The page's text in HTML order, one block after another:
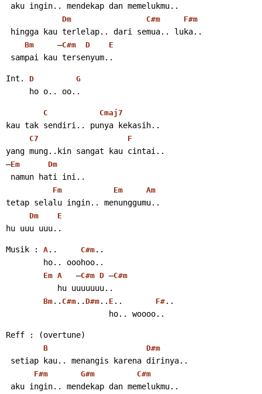
aku ingin.. mendekap dan memelukmu..
Dm C#m F#m
hingga kau terlelap.. dari semua.. luka..
Bm
     –
C#m D E
sampai kau tersenyum..
Int. D G
     ho o.. oo..
C Cmaj7
kau tak sendiri.. punya kekasih..
C7 F
yang mung..kin sangat kau cintai..
–Em Dm
namun hati ini..
Fm Em Am
tetap selalu ingin.. menunggumu..
Dm E
hu uuu uuu..
Musik : A .. C#m ..
        ho.. ooohoo..
Em A
   –
C#m D –C#m
           hu uuuuuuu..
Bm .. C#m .. D#m .. E .. F# ..
                      ho.. woooo..
Reff : (overtune)
B D#m
setiap kau.. menangis karena dirinya..
F#m G#m C#m
aku ingin.. mendekap dan memelukmu..